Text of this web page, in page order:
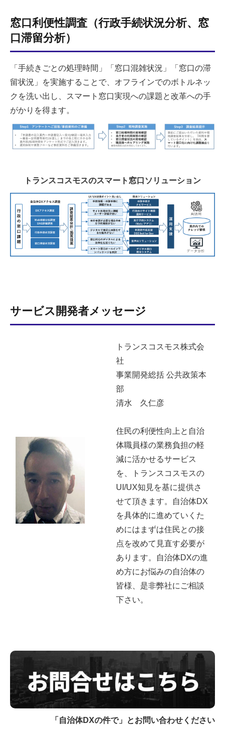
窓口利便性調査（行政手続状況分析、窓
口滞留分析）
「手続きごとの処理時間」「窓口混雑状況」「窓口の滞
留状況」を実施することで、オフラインでのボトルネッ
クを洗い出し、スマート窓口実現への課題と改革への手
がかりを得ます。
トランスコスモスのスマート窓口ソリューション
サービス開発者メッセージ
トランスコスモス株式会
社
事業開発総括 公共政策本
部
清水 久仁彦
住民の利便性向上と自治
体職員様の業務負担の軽
減に活かせるサービス
を、トランスコスモスの
UI/UX知見を基に提供さ
せて頂きます。自治体DX
を具体的に進めていくた
めにはまずは住民との接
点を改めて見直す必要が
あります。自治体DXの進
め方にお悩みの自治体の
皆様、是非弊社にご相談
下さい。
「自治体DXの件で」とお問い合わせください